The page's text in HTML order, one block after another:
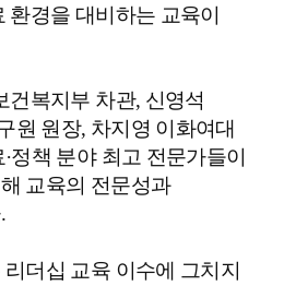
환경을 대비하는 교육이
건복지부 차관, 신영석
원 원장, 차지영 이화여대
·정책 분야 최고 전문가들이
교육의 전문성과
.
더십 교육 이수에 그치지